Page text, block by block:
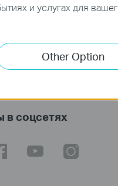
в соцсетях
и услугах для
Other Option